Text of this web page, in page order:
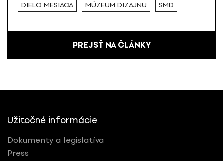
DIELO MESIACA MÚZEUM DIZAJNU SMD
PREJSŤ NA ČLÁNKY
Užitočné informácie
Dokumenty a legislatíva
Press